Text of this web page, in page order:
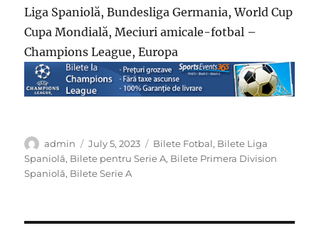
Liga Spaniolă, Bundesliga Germania, World Cup
Cupa Mondială, Meciuri amicale-fotbal –
Champions League, Europa
Author
admin
Posted
on
July 5, 2023 Categories
Bilete Fotbal, Bilete Liga
Spaniolă, Bilete pentru Serie A, Bilete Primera Division
Spaniolă, Bilete Serie A